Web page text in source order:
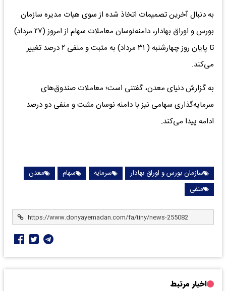
به دنبال آخرین تصمیمات اتخاذ شده از سوی هیات مدیره سازمان
بورس و اوراق بهادار، دامنه‌نوسان معاملات سهام از امروز (۲۷ مرداد)
تا پایان روز چهارشنبه ( ۳۱ مرداد) به مثبت و منفی ۲ درصد تغییر
می‌کند.
به گزارش دنیای معدن، گفتنی است؛ معاملات صندوق‌های
سرمایه‌گذاری سهامی نیز با دامنه نوسان مثبت و منفی دو درصد
ادامه پیدا می‌کند.
سازمان بورس و اوراق بهادار سرمایه سهام
معدن
منفی
اخبار مرتبط